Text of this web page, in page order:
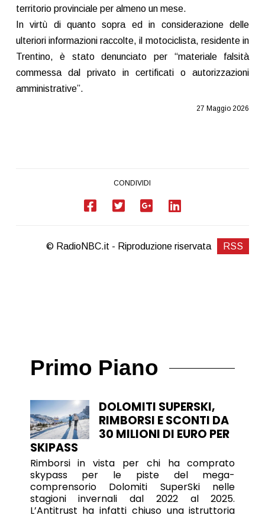
territorio provinciale per almeno un mese.
In virtù di quanto sopra ed in considerazione delle
ulteriori informazioni raccolte, il motociclista, residente in
Trentino, è stato denunciato per “materiale falsità
commessa dal privato in certificati o autorizzazioni
amministrative”.
27 Maggio 2026
CONDIVIDI
© RadioNBC.it - Riproduzione riservata RSS
Primo Piano
DOLOMITI SUPERSKI,
RIMBORSI E SCONTI DA
30 MILIONI DI EURO PER
SKIPASS
Rimborsi in vista per chi ha comprato
skypass per le piste del mega-
comprensorio Dolomiti SuperSki nelle
stagioni invernali dal 2022 al 2025.
L’Antitrust ha infatti chiuso una istruttoria